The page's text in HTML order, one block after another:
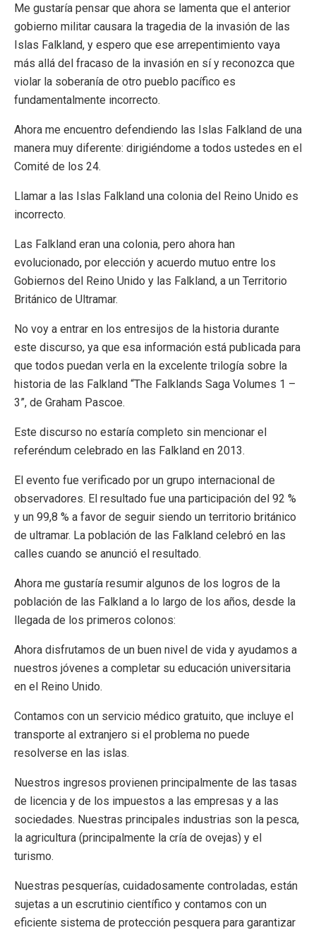
Me gustaría pensar que ahora se lamenta que el anterior
gobierno militar causara la tragedia de la invasión de las
Islas Falkland, y espero que ese arrepentimiento vaya
más allá del fracaso de la invasión en sí y reconozca que
violar la soberanía de otro pueblo pacífico es
fundamentalmente incorrecto.
Ahora me encuentro defendiendo las Islas Falkland de una
manera muy diferente: dirigiéndome a todos ustedes en el
Comité de los 24.
Llamar a las Islas Falkland una colonia del Reino Unido es
incorrecto.
Las Falkland eran una colonia, pero ahora han
evolucionado, por elección y acuerdo mutuo entre los
Gobiernos del Reino Unido y las Falkland, a un Territorio
Británico de Ultramar.
No voy a entrar en los entresijos de la historia durante
este discurso, ya que esa información está publicada para
que todos puedan verla en la excelente trilogía sobre la
historia de las Falkland “The Falklands Saga Volumes 1 –
3”, de Graham Pascoe.
Este discurso no estaría completo sin mencionar el
referéndum celebrado en las Falkland en 2013.
El evento fue verificado por un grupo internacional de
observadores. El resultado fue una participación del 92 %
y un 99,8 % a favor de seguir siendo un territorio británico
de ultramar. La población de las Falkland celebró en las
calles cuando se anunció el resultado.
Ahora me gustaría resumir algunos de los logros de la
población de las Falkland a lo largo de los años, desde la
llegada de los primeros colonos:
Ahora disfrutamos de un buen nivel de vida y ayudamos a
nuestros jóvenes a completar su educación universitaria
en el Reino Unido.
Contamos con un servicio médico gratuito, que incluye el
transporte al extranjero si el problema no puede
resolverse en las islas.
Nuestros ingresos provienen principalmente de las tasas
de licencia y de los impuestos a las empresas y a las
sociedades. Nuestras principales industrias son la pesca,
la agricultura (principalmente la cría de ovejas) y el
turismo.
Nuestras pesquerías, cuidadosamente controladas, están
sujetas a un escrutinio científico y contamos con un
eficiente sistema de protección pesquera para garantizar